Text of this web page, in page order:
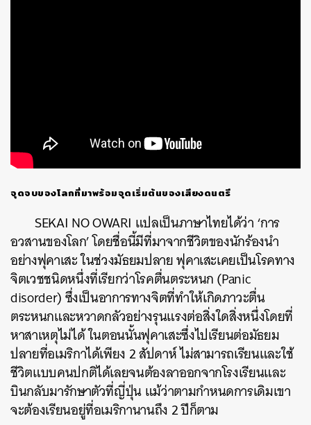
จุดจบของโลกที่มาพร้อมจุดเริ่มต้นของเสียงดนตรี
SEKAI NO OWARI แปลเป็นภาษาไทยได้ว่า ‘การ
อวสานของโลก’ โดยชื่อนี้มีที่มาจากชีวิตของนักร้องนำ
อย่างฟุคาเสะ ในช่วงมัธยมปลาย ฟุคาเสะเคยเป็นโรคทาง
จิตเวชชนิดหนึ่งที่เรียกว่าโรคตื่นตระหนก (Panic
disorder)ซึ่งเป็นอาการทางจิตที่ทำให้เกิดภาวะตื่น
ตระหนกและหวาดกลัวอย่างรุนแรงต่อสิ่งใดสิ่งหนึ่งโดยที่
หาสาเหตุไม่ได้ ในตอนนั้นฟุคาเสะซึ่งไปเรียนต่อมัธยม
ปลายที่อเมริกาได้เพียง 2 สัปดาห์ ไม่สามารถเรียนและใช้
ชีวิตแบบคนปกติได้เลยจนต้องลาออกจากโรงเรียนและ
บินกลับมารักษาตัวที่ญี่ปุ่น แม้ว่าตามกำหนดการเดิมเขา
จะต้องเรียนอยู่ที่อเมริกานานถึง 2 ปีก็ตาม